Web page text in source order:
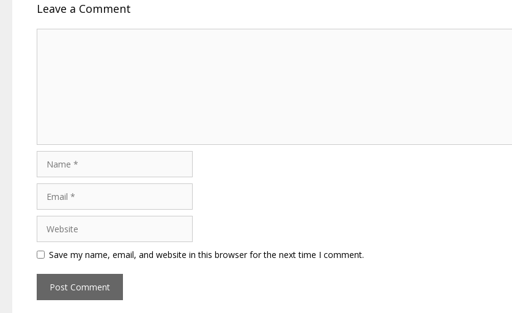
Leave a Comment
Save my name, email, and website in this browser for the next time I comment.